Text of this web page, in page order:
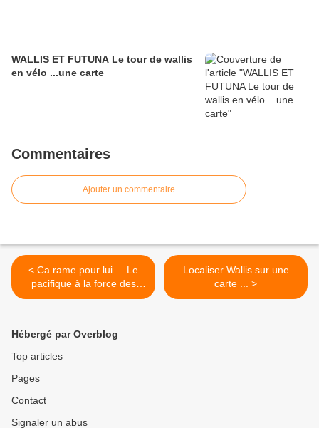
WALLIS ET FUTUNA Le tour de wallis
en vélo ...une carte
Commentaires
Ajouter un commentaire
< Ca rame pour lui ... Le
pacifique à la force des
bras ..? Tamae !
Localiser Wallis sur une
carte ... >
Hébergé par Overblog
Top articles
Pages
Contact
Signaler un abus